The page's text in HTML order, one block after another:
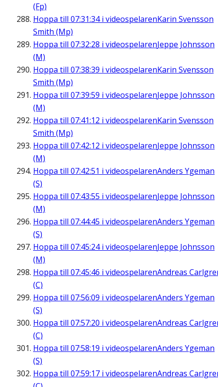
(Fp)
Hoppa till 07:31:34i videospelarenKarin Svensson
Smith (Mp)
Hoppa till 07:32:28 i videospelarenJeppe Johnsson
(M)
Hoppa till 07:38:39 i videospelarenKarin Svensson
Smith (Mp)
Hoppa till 07:39:59 i videospelarenJeppe Johnsson
(M)
Hoppa till 07:41:12 i videospelarenKarin Svensson
Smith (Mp)
Hoppa till 07:42:12 i videospelarenJeppe Johnsson
(M)
Hoppa till 07:42:51 i videospelarenAnders Ygeman
(S)
Hoppa till 07:43:55 i videospelarenJeppe Johnsson
(M)
Hoppa till 07:44:45 i videospelarenAnders Ygeman
(S)
Hoppa till 07:45:24i videospelarenJeppe Johnsson
(M)
Hoppa till 07:45:46 i videospelarenAndreas
(C)
Hoppa till 07:56:09 i videospelarenAnders Ygeman
(S)
Hoppa till 07:57:20 i videospelarenAndreas
(C)
Hoppa till 07:58:19 i videospelarenAnders Ygeman
(S)
Hoppa till 07:59:17 i videospelarenAndreas